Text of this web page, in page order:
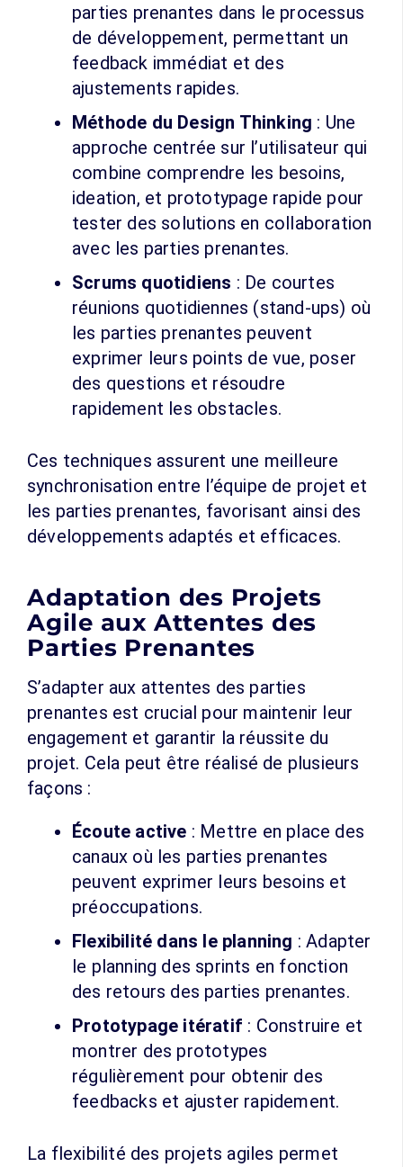
parties prenantes dans le processus
de développement, permettant un
feedback immédiat et des
ajustements rapides.
Méthode du Design Thinking : Une
approche centrée sur l’utilisateur qui
combine comprendre les besoins,
ideation, et prototypage rapide pour
tester des solutions en collaboration
avec les parties prenantes.
Scrums quotidiens : De courtes
réunions quotidiennes (stand-ups) où
les parties prenantes peuvent
exprimer leurs points de vue, poser
des questions et résoudre
rapidement les obstacles.
Ces techniques assurent une meilleure
synchronisation entre l’équipe de projet et
les parties prenantes, favorisant ainsi des
développements adaptés et efficaces.
Adaptation des Projets
Agile aux Attentes des
Parties Prenantes
S’adapter aux attentes des parties
prenantes est crucial pour maintenir leur
engagement et garantir la réussite du
projet. Cela peut être réalisé de plusieurs
façons :
Écoute active : Mettre en place des
canaux où les parties prenantes
peuvent exprimer leurs besoins et
préoccupations.
Flexibilité dans le planning : Adapter
le planning des sprints en fonction
des retours des parties prenantes.
Prototypage itératif : Construire et
montrer des prototypes
régulièrement pour obtenir des
feedbacks et ajuster rapidement.
La flexibilité des projets agiles permet